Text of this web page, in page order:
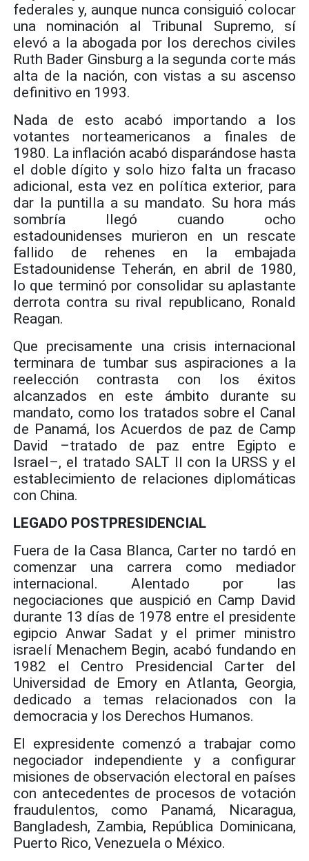
federales y, aunque nunca consiguió colocar
una nominación al Tribunal Supremo, sí
elevó a la abogada por los derechos civiles
Ruth Bader Ginsburg a la segunda corte más
alta de la nación, con vistas a su ascenso
definitivo en 1993.
Nada de esto acabó importando a los
votantes norteamericanos a finales de
1980. La inflación acabó disparándose hasta
el doble dígito y solo hizo falta un fracaso
adicional, esta vez en política exterior, para
dar la puntilla a su mandato. Su hora más
sombría llegó cuando ocho
estadounidenses murieron en un rescate
fallido de rehenes en la embajada
Estadounidense Teherán, en abril de 1980,
lo que terminó por consolidar su aplastante
derrota contra su rival republicano, Ronald
Reagan.
Que precisamente una crisis internacional
terminara de tumbar sus aspiraciones a la
reelección contrasta con los éxitos
alcanzados en este ámbito durante su
mandato, como los tratados sobre el Canal
de Panamá, los Acuerdos de paz de Camp
David –tratado de paz entre Egipto e
Israel–, el tratado SALT II con la URSS y el
establecimiento de relaciones diplomáticas
con China.
LEGADO POSTPRESIDENCIAL
Fuera de la Casa Blanca, Carter no tardó en
comenzar una carrera como mediador
internacional. Alentado por las
negociaciones que auspició en Camp David
durante 13 días de 1978 entre el presidente
egipcio Anwar Sadat y el primer ministro
israelí Menachem Begin, acabó fundando en
1982 el Centro Presidencial Carter del
Universidad de Emory en Atlanta, Georgia,
dedicado a temas relacionados con la
democracia y los Derechos Humanos.
El expresidente comenzó a trabajar como
negociador independiente y a configurar
misiones de observación electoral en países
con antecedentes de procesos de votación
fraudulentos, como Panamá, Nicaragua,
Bangladesh, Zambia, República Dominicana,
Puerto Rico, Venezuela o México.